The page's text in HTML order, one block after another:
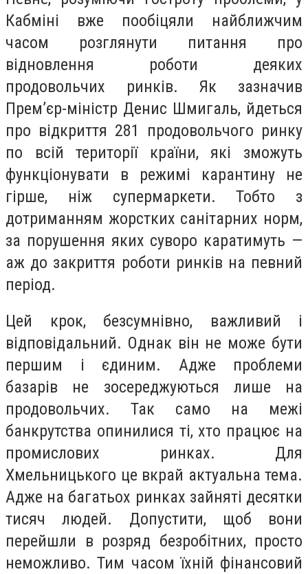
Кабміні вже пообіцяли найближчим
часом розглянути питання про
відновлення роботи деяких
продовольчих ринків. Як зазначив
Прем’єр-міністр Денис Шмигаль, йдеться
про відкриття 281 продовольчого ринку
по всій території країни, які зможуть
функціонувати в режимі карантину не
гірше, ніж супермаркети. Тобто з
дотриманням жорстких санітарних норм,
за порушення яких суворо каратимуть —
аж до закриття роботи ринків на певний
період.
Цей крок, безсумнівно, важливий і
відповідальний. Однак він не може бути
першим і єдиним. Адже проблеми
базарів не зосереджуються лише на
продовольчих. Так само на межі
банкрутства опинилися ті, хто працює на
промислових ринках. Для
Хмельницького це вкрай актуальна тема.
Адже на багатьох ринках зайняті десятки
тисяч людей. Допустити, щоб вони
перейшли в розряд безробітних, просто
неможливо. Тим часом їхній фінансовий